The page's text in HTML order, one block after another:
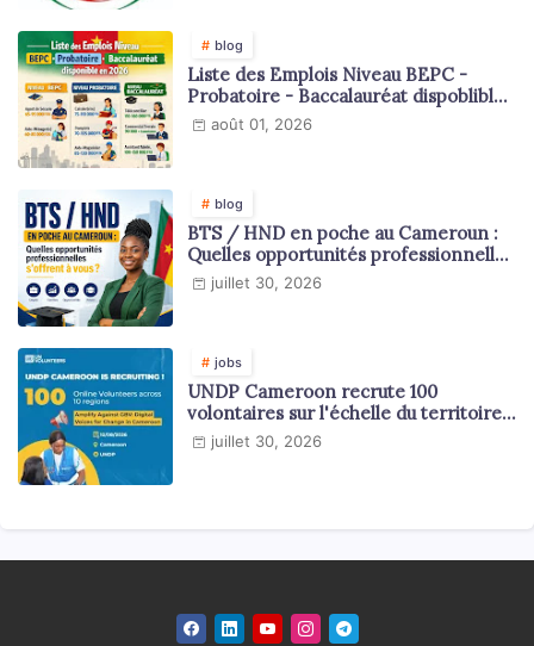
blog
Liste des Emplois Niveau BEPC -
Probatoire - Baccalauréat dispoblible
en 2026
août 01, 2026
blog
BTS / HND en poche au Cameroun :
Quelles opportunités professionnelles
s'offrent à vous ?
juillet 30, 2026
jobs
UNDP Cameroon recrute 100
volontaires sur l'échelle du territoire
national
juillet 30, 2026